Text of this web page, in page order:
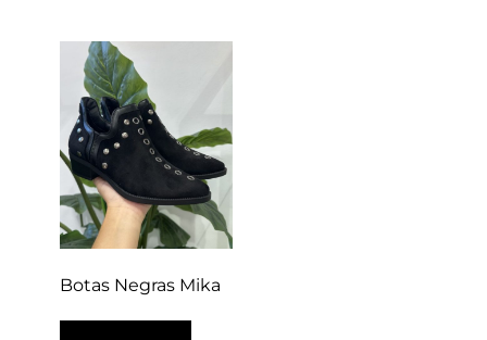
Botas Negras Mika